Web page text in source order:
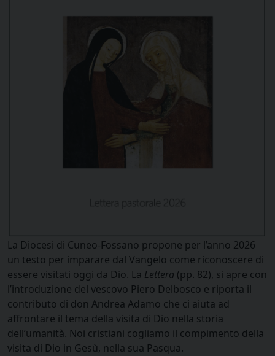
La Diocesi di Cuneo-Fossano propone per l’anno 2026
un testo per imparare dal Vangelo come riconoscere di
essere visitati oggi da Dio. La Lettera (pp. 82), si apre con
l’introduzione del vescovo Piero Delbosco e riporta il
contributo di don Andrea Adamo che ci aiuta ad
affrontare il tema della visita di Dio nella storia
dell’umanità. Noi cristiani cogliamo il compimento della
visita di Dio in Gesù, nella sua Pasqua.